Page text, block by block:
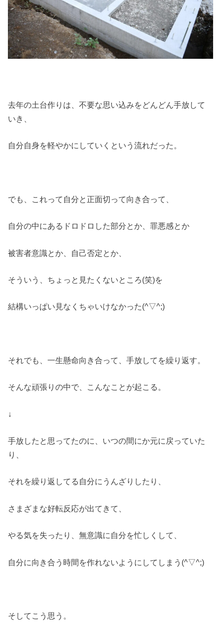
去年の土台作りは、不要な思い込みをどんどん手放して
いき、
自分自身を軽やかにしていくという流れだった。
でも、これって自分と正面切って向き合って、
自分の中にあるドロドロした部分とか、罪悪感とか
被害者意識とか、自己否定とか、
そういう、ちょっと見たくないところ(笑)を
結構いっぱい見なくちゃいけなかった(^▽^;)
それでも、一生懸命向き合って、手放してを繰り返す。
そんな頑張りの中で、こんなことが起こる。
↓
手放したと思ってたのに、いつの間にか元に戻っていた
り、
それを繰り返してる自分にうんざりしたり、
さまざまな好転反応が出てきて、
やる気を失ったり、無意識に自分を忙しくして、
自分に向き合う時間を作れないようにしてしまう(^▽^;)
そしてこう思う。